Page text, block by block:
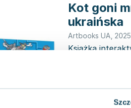
Kot goni
ukraińska
Artbooks UA 2025
Książka
Tomem i
Miękka Pakujemy